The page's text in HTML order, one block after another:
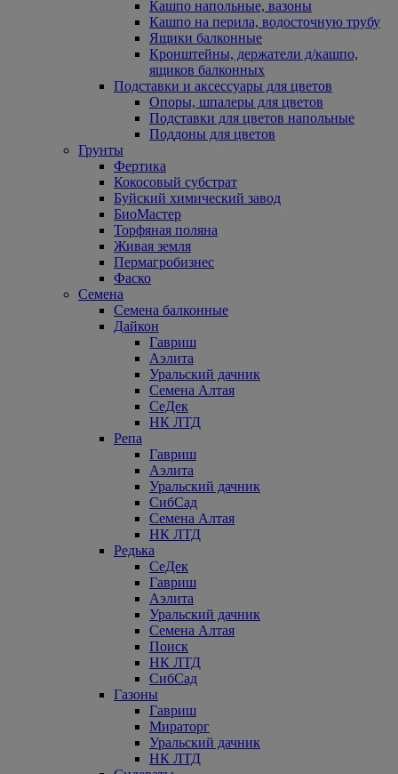
Кашпо напольные, вазоны
Кашпо на перила, водосточную трубу
Ящики балконные
Кронштейны, держатели д/кашпо,
ящиков балконных
Подставки и аксессуары для цветов
Опоры, шпалеры для цветов
Подставки для цветов напольные
Поддоны для цветов
Грунты
Фертика
Кокосовый субстрат
Буйский химический завод
БиоМастер
Торфяная поляна
Живая земля
Пермагробизнес
Фаско
Семена
Семена балконные
Дайкон
Гавриш
Аэлита
Уральский дачник
Семена Алтая
СеДек
НК ЛТД
Репа
Гавриш
Аэлита
Уральский дачник
СибСад
Семена Алтая
НК ЛТД
Редька
СеДек
Гавриш
Аэлита
Уральский дачник
Семена Алтая
Поиск
НК ЛТД
СибСад
Газоны
Гавриш
Мираторг
Уральский дачник
НК ЛТД